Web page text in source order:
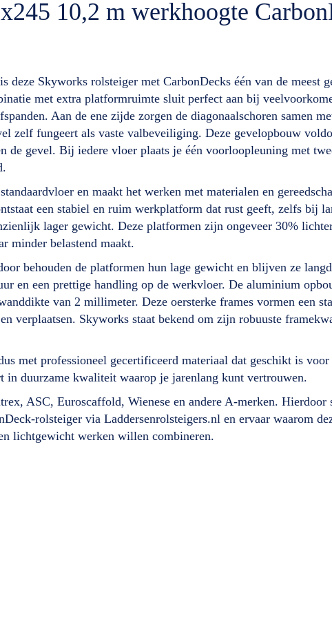
10,2 m werkhoogte
Skyworks rolsteiger met CarbonDecks één van de meest
met extra platformruimte sluit perfect aan bij
Aan de ene zijde zorgen de diagonaalschoren samen
zelf fungeert als vaste valbeveiliging. Deze gevelopbouw
gevel. Bij iedere vloer plaats je één voorloopleuning met
en maakt het werken met materialen en
een stabiel en ruim werkplatform dat rust geeft, zelfs bij
lager gewicht. Deze platformen zijn ongeveer 30%
minder belastend maakt.
behouden de platformen hun lage gewicht en blijven ze
en een prettige handling op de werkvloer. De aluminium
van 2 millimeter. Deze oersterke frames vormen een
verplaatsen. Skyworks staat bekend om zijn robuuste
met professioneel gecertificeerd materiaal dat geschikt is
duurzame kwaliteit waarop je jarenlang kunt vertrouwen.
ASC, Euroscaffold, Wienese en andere A-merken. Hierdoor
rolsteiger via Laddersenrolsteigers.nl en ervaar waarom
lichtgewicht werken willen combineren.